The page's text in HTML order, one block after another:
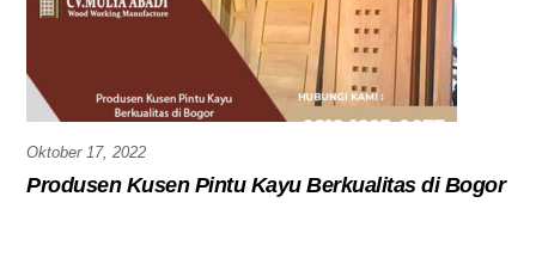
Oktober 17, 2022
Produsen Kusen Pintu Kayu Berkualitas di Bogor